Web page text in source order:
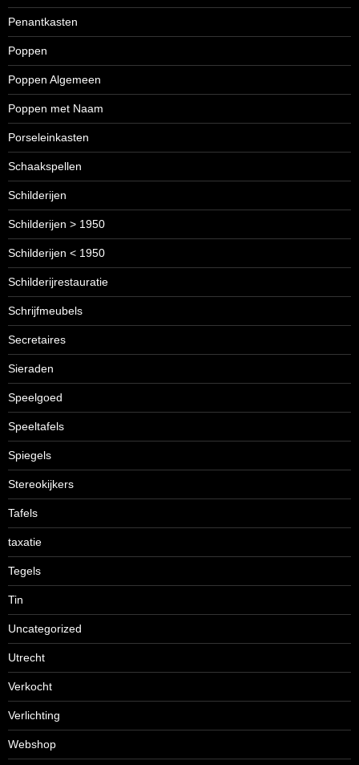
Penantkasten
Poppen
Poppen Algemeen
Poppen met Naam
Porseleinkasten
Schaakspellen
Schilderijen
Schilderijen > 1950
Schilderijen < 1950
Schilderijrestauratie
Schrijfmeubels
Secretaires
Sieraden
Speelgoed
Speeltafels
Spiegels
Stereokijkers
Tafels
taxatie
Tegels
Tin
Uncategorized
Utrecht
Verkocht
Verlichting
Webshop